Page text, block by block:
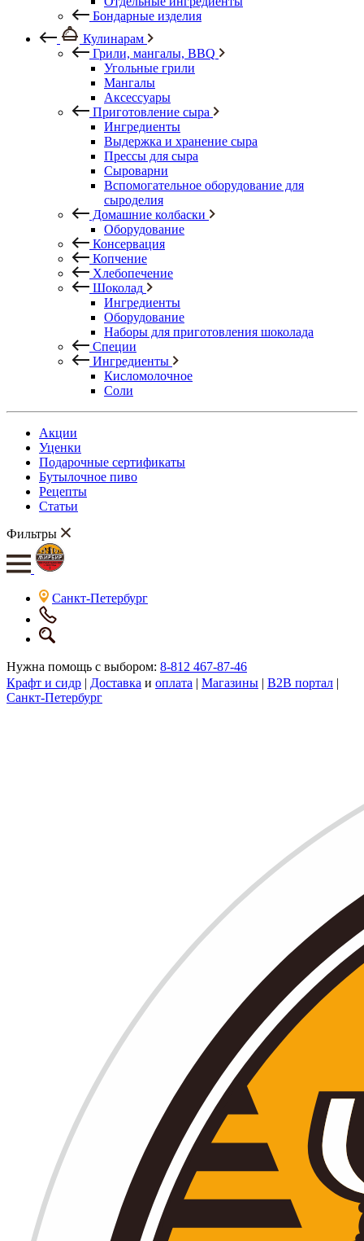
Бондарные изделия
Кулинарам
Грили, мангалы, BBQ
Угольные грили
Мангалы
Аксессуары
Приготовление сыра
Ингредиенты
Выдержка и хранение сыра
Прессы для сыра
Сыроварни
Вспомогательное оборудование для
сыроделия
Домашние колбаски
Оборудование
Консервация
Копчение
Хлебопечение
Шоколад
Ингредиенты
Оборудование
Наборы для приготовления шоколада
Специи
Ингредиенты
Кисломолочное
Соли
Акции
Уценки
Подарочные сертификаты
Бутылочное пиво
Рецепты
Статьи
Фильтры
Санкт-Петербург
Нужна помощь с выбором: 8-812 467-87-46
Крафт и сидр | Доставка и оплата | Магазины | B2B портал |
Санкт-Петербург